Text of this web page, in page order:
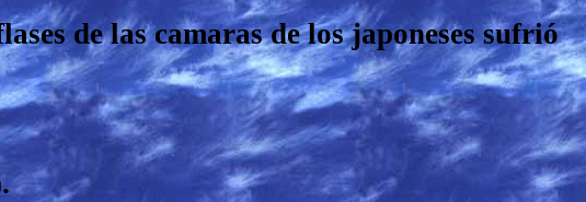
de las camaras de los japoneses sufrió